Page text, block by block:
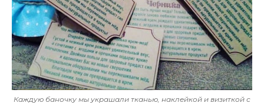
Каждую баночку мы украшали тканью, наклейкой и визиткой с